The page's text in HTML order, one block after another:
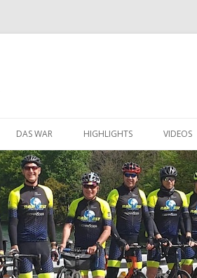
Inhalt
DAS WAR HIGHLIGHTS VIDEOS